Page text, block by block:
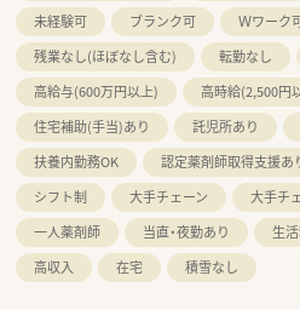
未経験可
ブランク可 Ｗワーク
残業なし(ほぼなし含む)
転勤なし
高給与(600万円以上)
高時給(2,500円
住宅補助(手当)あり
託児所あり
扶養内勤務OK
認定薬剤師取得支援あ
シフト制
大手チェーン 大手チ
一人薬剤師
当直・夜勤あり 生
高収入
在宅 積雪なし